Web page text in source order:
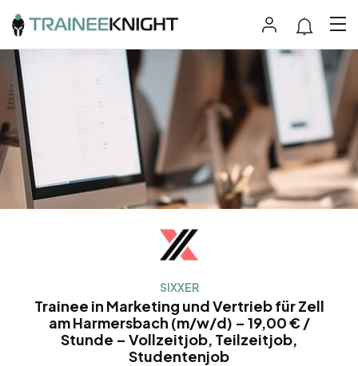
SIXXER
Trainee in Marketing und Vertrieb für Zell
am Harmersbach (m/w/d) – 19,00 € /
Stunde – Vollzeitjob, Teilzeitjob,
Studentenjob